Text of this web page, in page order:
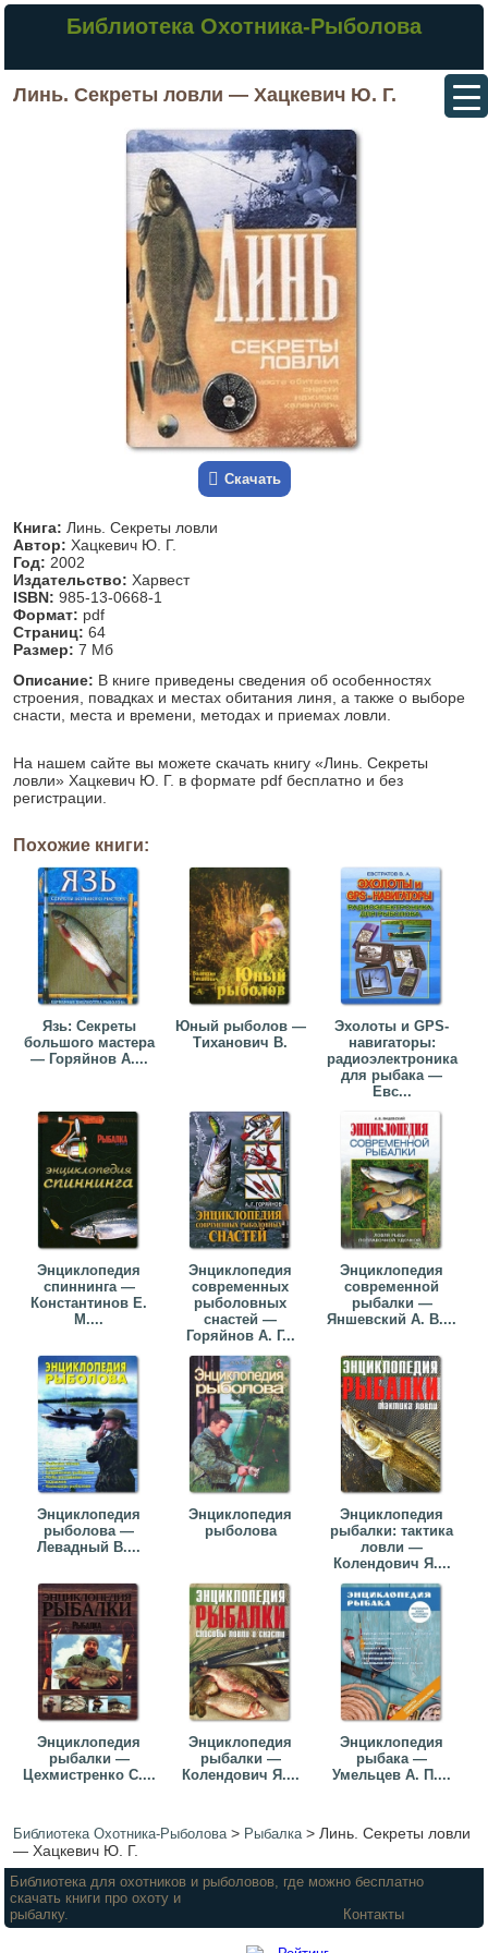
Библиотека Охотника-Рыболова
Линь. Секреты ловли — Хацкевич Ю. Г.
Скачать
Книга: Линь. Секреты ловли
Автор: Хацкевич Ю. Г.
Год: 2002
Издательство: Харвест
ISBN: 985-13-0668-1
Формат: pdf
Страниц: 64
Размер: 7 Мб
Описание: В книге приведены сведения об особенностях
строения, повадках и местах обитания линя, а также о выборе
снасти, места и времени, методах и приемах ловли.
На нашем сайте вы можете скачать книгу «Линь. Секреты
ловли» Хацкевич Ю. Г. в формате pdf бесплатно и без
регистрации.
Похожие книги:
Язь: Секреты
большого мастера
— Горяйнов А....
Юный рыболов —
Тиханович В.
Эхолоты и GPS-
навигаторы:
радиоэлектроника
для рыбака —
Евс...
Энциклопедия
спиннинга —
Константинов Е.
М....
Энциклопедия
современных
рыболовных
снастей —
Горяйнов А. Г...
Энциклопедия
современной
рыбалки —
Яншевский А. В....
Энциклопедия
рыболова —
Левадный В....
Энциклопедия
рыболова
Энциклопедия
рыбалки: тактика
ловли —
Колендович Я....
Энциклопедия
рыбалки —
Цехмистренко С....
Энциклопедия
рыбалки —
Колендович Я....
Энциклопедия
рыбака —
Умельцев А. П....
Библиотека Охотника-Рыболова> Рыбалка>Линь. Секреты ловли
— Хацкевич Ю. Г.
Библиотека для охотников и рыболовов, где можно бесплатно
скачать книги про охоту и
рыбалку.
Контакты